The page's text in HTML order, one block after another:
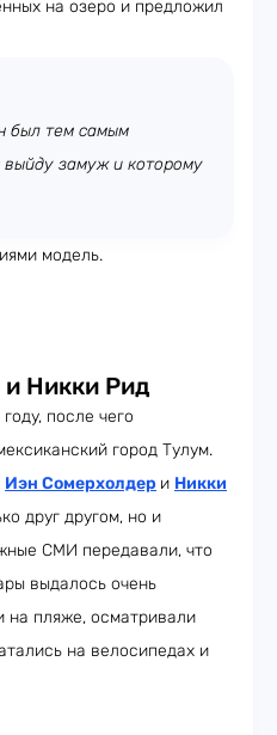
на озеро и предложил
был тем самым
выйду замуж и которому
модель.
Никки Рид
после чего
город Тулум.
Иэн Сомерхолдер и Никки
друг другом, но и
СМИ передавали, что
выдалось очень
на пляже, осматривали
на велосипедах и